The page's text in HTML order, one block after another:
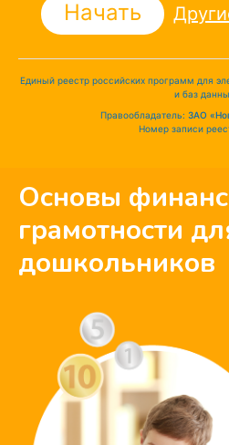
Начать
Единый реестр российских программ для
и баз
Правообладатель: ЗАО
Номер записи
Основы
грамотности
дошкольников